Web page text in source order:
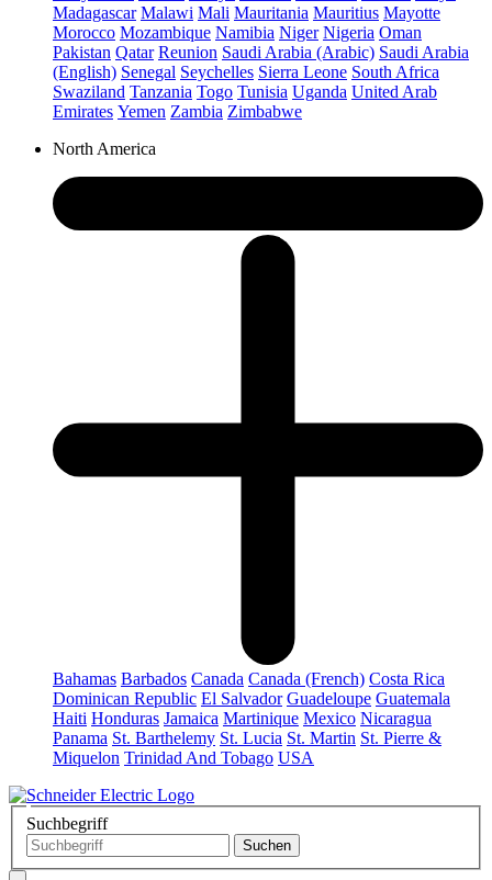
Madagascar Malawi Mali Mauritania Mauritius Mayotte
Morocco Mozambique Namibia Niger Nigeria Oman
Pakistan Qatar Reunion Saudi Arabia (Arabic) Saudi Arabia
(English) Senegal Seychelles Sierra Leone South Africa
Swaziland Tanzania Togo Tunisia Uganda United Arab
Emirates Yemen Zambia Zimbabwe
North America
Bahamas Barbados Canada Canada (French) Costa Rica
Dominican Republic El Salvador Guadeloupe Guatemala
Haiti Honduras Jamaica Martinique Mexico Nicaragua
Panama St. Barthelemy St. Lucia St. Martin St. Pierre &
Miquelon Trinidad And Tobago USA
Suchbegriff